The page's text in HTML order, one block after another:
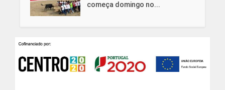
começa domingo no...